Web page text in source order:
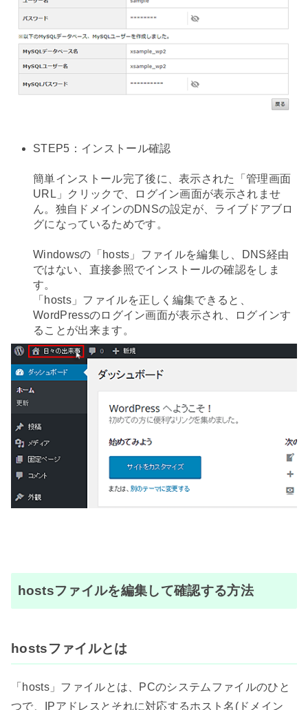
STEP5：インストール確認
簡単インストール完了後に、表示された「管理画面
URL」クリックで、ログイン画面が表示されませ
ん。独自ドメインのDNSの設定が、ライブドアブロ
グになっているためです。
Windowsの「hosts」ファイルを編集し、DNS経由
ではない、直接参照でインストールの確認をしま
す。
「hosts」ファイルを正しく編集できると、
WordPressのログイン画面が表示され、ログインす
ることが出来ます。
hostsファイルを編集して確認する方法
hostsファイルとは
「hosts」ファイルとは、PCのシステムファイルのひと
つで、IPアドレスとそれに対応するホスト名(ドメイン